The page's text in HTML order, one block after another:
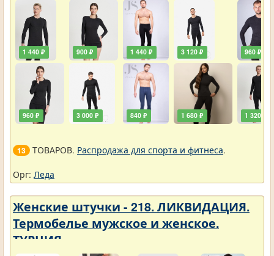
1 440 ₽
960 ₽
900 ₽
3 000 ₽
1 440 ₽
840 ₽
3 120 ₽
1 680 ₽
960 ₽
1 320 ₽
13 ТОВАРОВ. Распродажа для спорта и фитнеса.
Орг: Леда
Женские штучки - 218. ЛИКВИДАЦИЯ.
Термобелье мужское и женское.
ТУРЦИЯ